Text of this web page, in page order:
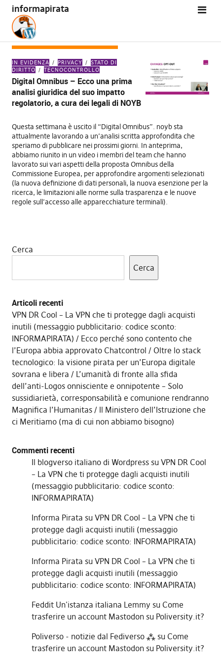
informapirata
TAG:DIGITAL OMNIBUS
IN EVIDENZA PRIVACY
STATO DI
DIRITTO
TECNOCONTROLLO
Digital Omnibus – Ecco una prima
analisi giuridica del suo impatto
regolatorio, a cura dei legali di NOYB
Questa settimana è uscito il “Digital Omnibus”. noyb sta
attualmente lavorando a un’analisi scritta approfondita che
speriamo di pubblicare nei prossimi giorni. In anteprima,
abbiamo riunito in un video i membri del team che hanno
lavorato sui vari aspetti della proposta Omnibus della
Commissione Europea, per approfondire argomenti selezionati
(la nuova definizione di dati personali, la nuova esenzione per la
ricerca, le limitazioni alle norme sulla trasparenza e le nuove
regole sull’accesso alle apparecchiature terminali).
Cerca
Cerca
Articoli recenti
VPN DR Cool – La VPN che ti protegge dagli acquisti
inutili (messaggio pubblicitario: codice sconto:
INFORMAPIRATA)
Ecco perché sono contento che
l’Europa abbia approvato Chatcontrol
Oltre lo stack
tecnologico: la visione pirata per un’Europa digitale
sovrana e libera
L’umanità di fronte alla sfida
dell’anti-Logos onnisciente e onnipotente – Solo
sussidiarietà, corresponsabilità e comunione rendranno
Magnifica l’Humanitas
Il Ministero dell’Istruzione che
ci Meritiamo (ma di cui non abbiamo bisogno)
Commenti recenti
Il blogverso italiano di Wordpresssu VPN DR Cool
– La VPN che ti protegge dagli acquisti inutili
(messaggio pubblicitario: codice sconto:
INFORMAPIRATA)
Informa Pirata su VPN DR Cool – La VPN che ti
protegge dagli acquisti inutili (messaggio
pubblicitario: codice sconto: INFORMAPIRATA)
Informa Pirata su VPN DR Cool – La VPN che ti
protegge dagli acquisti inutili (messaggio
pubblicitario: codice sconto: INFORMAPIRATA)
Feddit Un'istanza italiana Lemmy su Come
trasferire un account Mastodon su Poliversity.it?
Poliverso - notizie dal Fediverso ⁂su Come
trasferire un account Mastodon su Poliversity.it?